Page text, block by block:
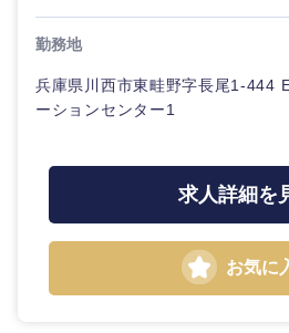
勤務地
兵庫県川西市東畦野字長尾1-444
ーションセンター1
求人詳細を
お気に